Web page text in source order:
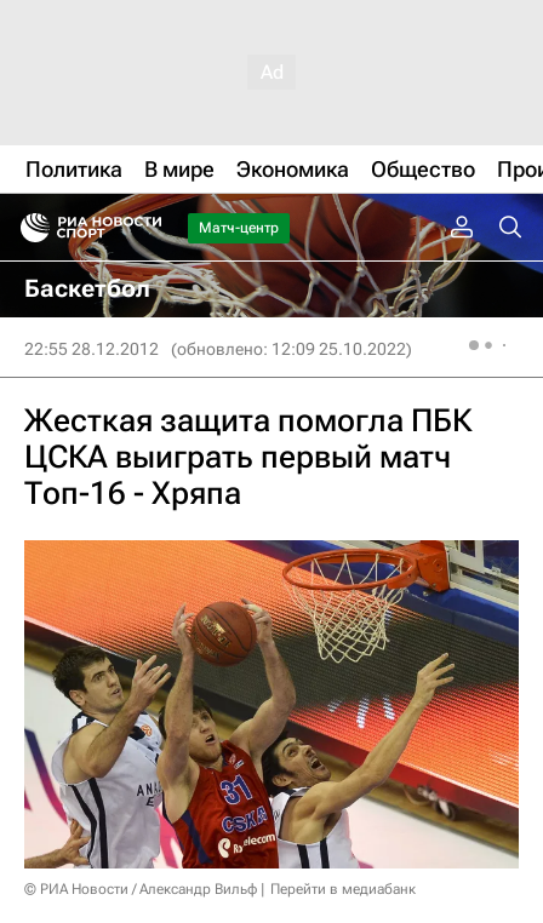
Политика В мире Экономика Общество
Матч-центр
Баскетбол
22:55 28.12.2012 (обновлено: 12:09 25.10.2022)
Жесткая защита помогла ПБК
ЦСКА выиграть первый матч
Топ-16 - Хряпа
© РИА Новости / Александр Вильф Перейти в медиабанк